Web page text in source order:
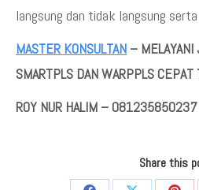
langsung dan tidak langsung
MASTER KONSULTAN – MELAYANI
SMARTPLS DAN WARPPLS CEPAT
ROY NUR HALIM – 081235850237
Share this